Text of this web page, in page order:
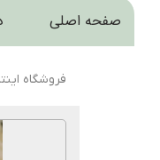
صفحه اصلی
فروشگاه